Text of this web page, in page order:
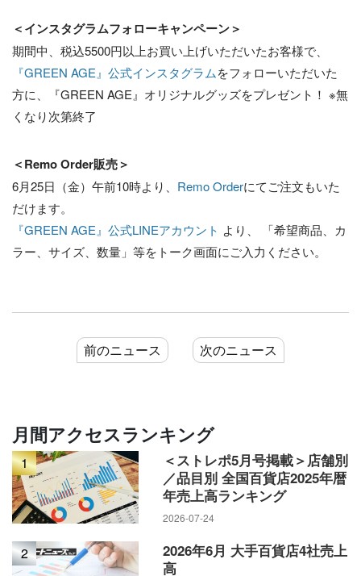
＜インスタグラムフォローキャンペーン＞
期間中、税込5500円以上お買い上げいただいたお客様で、
『GREEN AGE』公式インスタグラムをフォローいただいた
方に、『GREEN AGE』オリジナルグッズをプレゼント！ ※無
くなり次第終了
＜Remo Order販売＞
6月25日（金）午前10時より、 Remo Orderにてご注文もいた
だけます。
『GREEN AGE』公式LINEアカウント より、 「希望商品、カ
ラー、サイズ、数量」等をトーク画面にご入力ください。
前のニュース 次のニュース
月間アクセスランキング
1
＜ストレポ5月号掲載＞店舗別
／品目別 全国百貨店2025年暦
年売上高ランキング
2026-07-24
2
2026年6月 大手百貨店4社売上
高